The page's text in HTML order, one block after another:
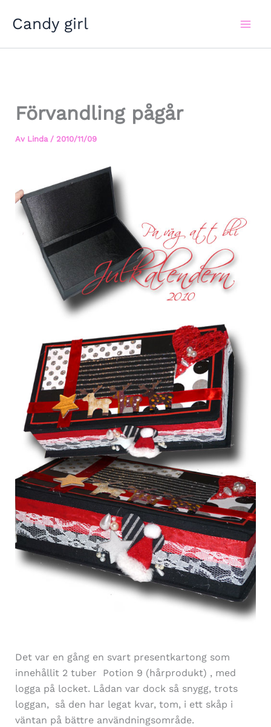
Candy girl
Förvandling pågår
Av Linda / 2010/11/09
Det var en gång en svart presentkartong som
innehållit 2 tuber Potion 9 (hårprodukt) , med
logga på locket. Lådan var dock så snygg, trots
loggan, så den har legat kvar, tom, i ett skåp i
väntan på bättre användningsområde.